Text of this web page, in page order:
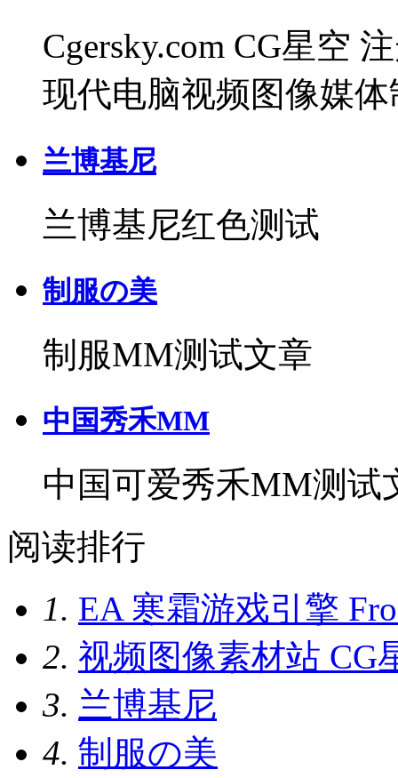
Cgersky.com CG星空
现代电脑视频图像媒
兰博基尼
兰博基尼红色测试
制服の美
制服MM测试文章
中国秀禾MM
中国可爱秀禾MM测试
阅读排行
1. EA 寒霜游戏引擎
2. 视频图像素材站 CG
3. 兰博基尼
4. 制服の美